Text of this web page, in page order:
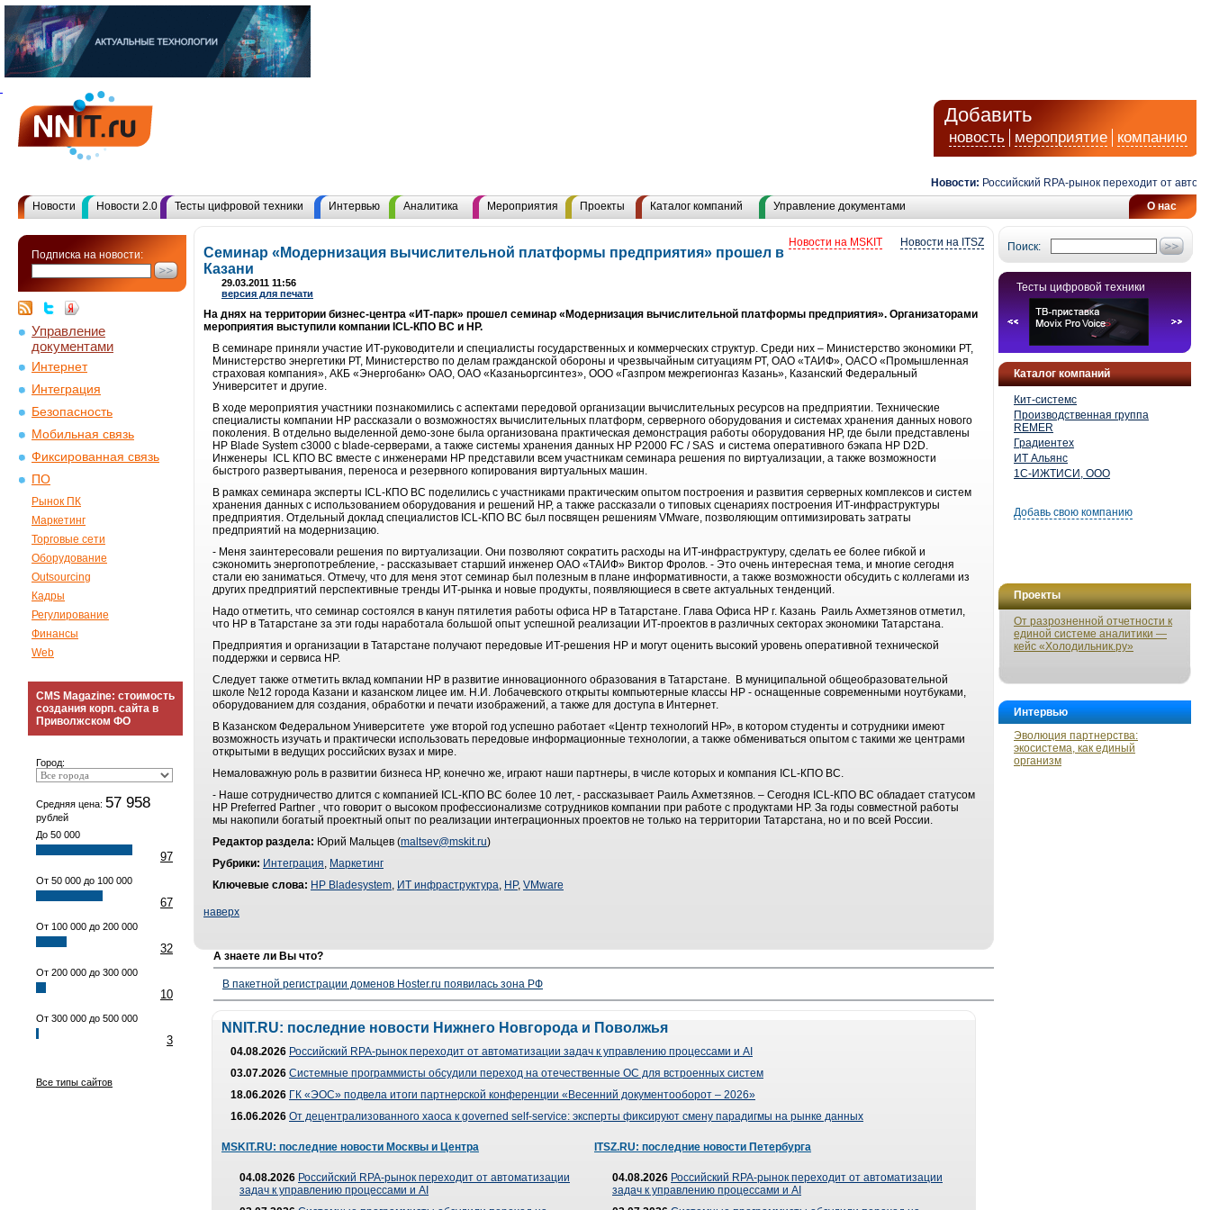
Добавить
новость мероприятие компанию
Новости: Российский RPA-рынок переходит от
О нас
Новости Новости 2.0 Тесты цифровой техники Интервью Аналитика Мероприятия Проекты Каталог компаний Управление документами
Подписка на новости:
Управление
документами
Интернет
Интеграция
Безопасность
Мобильная связь
Фиксированная связь
ПО
Рынок ПК
Маркетинг
Торговые сети
Оборудование
Outsourcing
Кадры
Регулирование
Финансы
Web
CMS Magazine: стоимость
создания корп. сайта в
Приволжском ФО
Город:
Средняя цена: 57 958
рублей
До 50 000
97
От 50 000 до 100 000
67
От 100 000 до 200 000
32
От 200 000 до 300 000
10
От 300 000 до 500 000
3
Все типы сайтов
Поиск:
Тесты цифровой техники
Каталог компаний
Кит-системс
Производственная группа
REMER
Градиентех
ИТ Альянс
1С-ИЖТИСИ, ООО
Добавь свою компанию
Проекты
От разрозненной отчетности к
единой системе аналитики —
кейс «Холодильник.ру»
Интервью
Эволюция партнерства:
экосистема, как единый
организм
Новости на ITSZ
Новости на MSKIT
Семинар «Модернизация вычислительной платформы предприятия» прошел в
Казани
29.03.2011 11:56
версия для печати
На днях на территории бизнес-центра «ИТ-парк» прошел семинар «Модернизация вычислительной платформы предприятия». Организаторами
мероприятия выступили компании ICL-КПО ВС и HP.
В семинаре приняли участие ИТ-руководители и специалисты государственных и коммерческих структур. Среди них – Министерство экономики РТ,
Министерство энергетики РТ, Министерство по делам гражданской обороны и чрезвычайным ситуациям РТ, ОАО «ТАИФ», ОАСО «Промышленная
страховая компания», АКБ «Энергобанк» ОАО, ОАО «Казаньоргсинтез», ООО «Газпром межрегионгаз Казань», Казанский Федеральный
Университет и другие.
В ходе мероприятия участники познакомились с аспектами передовой организации вычислительных ресурсов на предприятии. Технические
специалисты компании HP рассказали о возможностях вычислительных платформ, серверного оборудования и системах хранения данных нового
поколения. В отдельно выделенной демо-зоне была организована практическая демонстрация работы оборудования HP, где были представлены
HP Blade System c3000 c blade-серверами, а также системы хранения данных HP P2000 FC / SAS и система оперативного бэкапа НР D2D.
Инженеры ICL КПО ВС вместе с инженерами НР представили всем участникам семинара решения по виртуализации, а также возможности
быстрого развертывания, переноса и резервного копирования виртуальных машин.
В рамках семинара эксперты ICL-КПО ВС поделились с участниками практическим опытом построения и развития серверных комплексов и систем
хранения данных с использованием оборудования и решений HP, а также рассказали о типовых сценариях построения ИТ-инфраструктуры
предприятия. Отдельный доклад специалистов ICL-КПО ВС был посвящен решениям VMware, позволяющим оптимизировать затраты
предприятий на модернизацию.
- Меня заинтересовали решения по виртуализации. Они позволяют сократить расходы на ИТ-инфраструктуру, сделать ее более гибкой и
сэкономить энергопотребление, - рассказывает старший инженер ОАО «ТАИФ» Виктор Фролов. - Это очень интересная тема, и многие сегодня
стали ею заниматься. Отмечу, что для меня этот семинар был полезным в плане информативности, а также возможности обсудить с коллегами из
других предприятий перспективные тренды ИТ-рынка и новые продукты, появляющиеся в свете актуальных тенденций.
Надо отметить, что семинар состоялся в канун пятилетия работы офиса НР в Татарстане. Глава Офиса НР г. Казань Раиль Ахметзянов отметил,
что НР в Татарстане за эти годы наработала большой опыт успешной реализации ИТ-проектов в различных секторах экономики Татарстана.
Предприятия и организации в Татарстане получают передовые ИТ-решения НР и могут оценить высокий уровень оперативной технической
поддержки и сервиса НР.
Следует также отметить вклад компании НР в развитие инновационного образования в Татарстане. В муниципальной общеобразовательной
школе №12 города Казани и казанском лицее им. Н.И. Лобачевского открыты компьютерные классы НР - оснащенные современными ноутбуками,
оборудованием для создания, обработки и печати изображений, а также для доступа в Интернет.
В Казанском Федеральном Университете уже второй год успешно работает «Центр технологий НР», в котором студенты и сотрудники имеют
возможность изучать и практически использовать передовые информационные технологии, а также обмениваться опытом с такими же центрами
открытыми в ведущих российских вузах и мире.
Немаловажную роль в развитии бизнеса HP, конечно же, играют наши партнеры, в числе которых и компания ICL-КПО ВС.
- Наше сотрудничество длится с компанией ICL-КПО ВС более 10 лет, - рассказывает Раиль Ахметзянов. – Сегодня ICL-КПО ВС обладает статусом
HP Preferred Partner , что говорит о высоком профессионализме сотрудников компании при работе с продуктами НР. За годы совместной работы
мы накопили богатый проектный опыт по реализации интеграционных проектов не только на территории Татарстана, но и по всей России.
Редактор раздела: Юрий Мальцев (maltsev@mskit.ru)
Рубрики: Интеграция, Маркетинг
Ключевые слова: HP Bladesystem, ИТ инфраструктура, HP, VMware
наверх
А знаете ли Вы что?
В пакетной регистрации доменов Hoster.ru появилась зона РФ
NNIT.RU: последние новости Нижнего Новгорода и Поволжья
04.08.2026 Российский RPA-рынок переходит от автоматизации задач к управлению процессами и AI
03.07.2026 Системные программисты обсудили переход на отечественные ОС для встроенных систем
18.06.2026 ГК «ЭОС» подвела итоги партнерской конференции «Весенний документооборот – 2026»
16.06.2026 От децентрализованного хаоса к governed self-service: эксперты фиксируют смену парадигмы на рынке данных
MSKIT.RU: последние новости Москвы и Центра
04.08.2026 Российский RPA-рынок переходит от автоматизации
задач к управлению процессами и AI
ITSZ.RU: последние новости Петербурга
04.08.2026 Российский RPA-рынок переходит от автоматизации
задач к управлению процессами и AI